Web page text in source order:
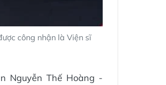
công nhận là Viện sĩ
Nguyễn Thế Hoàng -